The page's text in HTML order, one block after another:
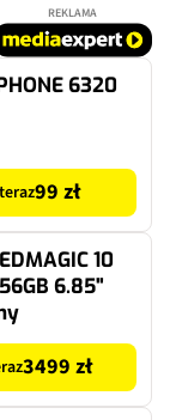
REKLAMA
6320
99 zł
10
6.85"
3499 zł